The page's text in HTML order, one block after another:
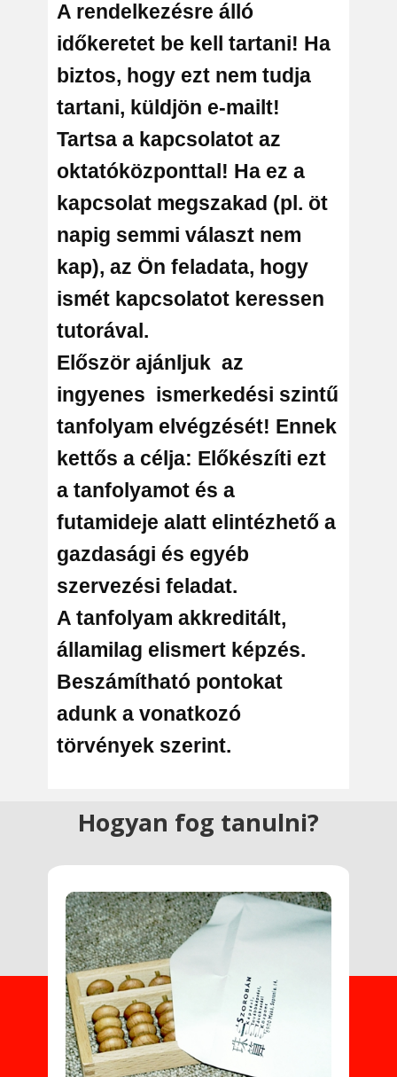
A rendelkezésre álló
időkeretet be kell tartani! Ha
biztos, hogy ezt nem tudja
tartani, küldjön e-mailt!
Tartsa a kapcsolatot az
oktatóközponttal! Ha ez a
kapcsolat megszakad (pl. öt
napig semmi választ nem
kap), az Ön feladata, hogy
ismét kapcsolatot keressen
tutorával.
Először ajánljuk az
ingyenes ismerkedési szintű
tanfolyam elvégzését! Ennek
kettős a célja: Előkészíti ezt
a tanfolyamot és a
futamideje alatt elintézhető a
gazdasági és egyéb
szervezési feladat.
A tanfolyam akkreditált,
államilag elismert képzés.
Beszámítható pontokat
adunk a vonatkozó
törvények szerint.
Hogyan fog tanulni?